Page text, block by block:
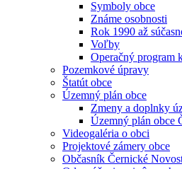
Symboly obce
Známe osobnosti
Rok 1990 až
Voľby
Operačný program
Pozemkové úpravy
Štatút obce
Územný plán obce
Zmeny a doplnky
Územný plán obce
Videogaléria o obci
Projektové zámery obce
Občasník Černické